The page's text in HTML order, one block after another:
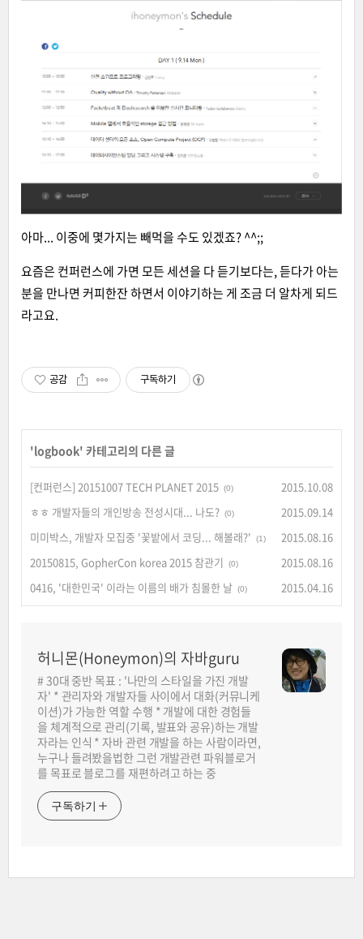
아마... 이중에 몇가지는 빼먹을 수도 있겠죠? ^^;;
요즘은 컨퍼런스에 가면 모든 세션을 다 듣기보다는, 듣다가 아는
분을 만나면 커피한잔 하면서 이야기하는 게 조금 더 알차게 되드
라고요.
공감 구독하기
'logbook' 카테고리의 다른 글
[컨퍼런스] 20151007 TECH PLANET 2015 (0)
2015.10.08
ㅎㅎ 개발자들의 개인방송 전성시대... 나도? (0)
2015.09.14
미미박스, 개발자 모집중 '꽃밭에서 코딩... 해볼래?'
(1)
2015.08.16
20150815, GopherCon korea 2015 참관기
(0)
2015.08.16
0416, '대한민국' 이라는 이름의 배가 침몰한 날 (0) 2015.04.16
허니몬(Honeymon)의 자바guru
# 30대 중반 목표 : '나만의 스타일을 가진 개발
자' * 관리자와 개발자들 사이에서 대화(커뮤니케
이션)가 가능한 역할 수행 * 개발에 대한 경험들
을 체계적으로 관리(기록, 발표와 공유)하는 개발
자라는 인식 * 자바 관련 개발을 하는 사람이라면,
누구나 들려봤을법한 그런 개발관련 파워블로거
를 목표로 블로그를 재편하려고 하는 중
구독하기